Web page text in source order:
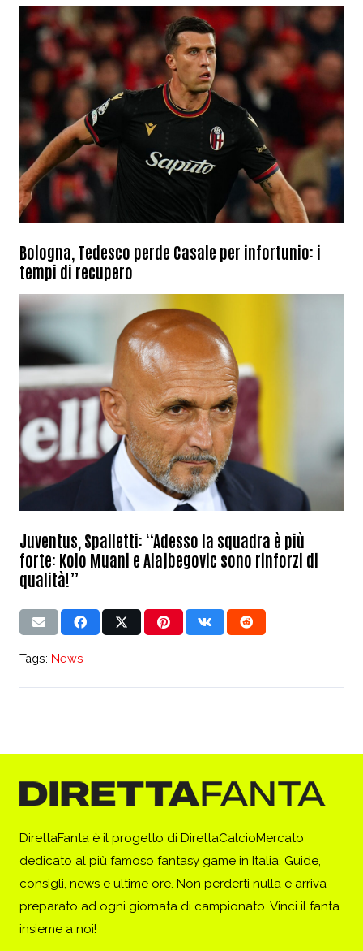
Bologna, Tedesco perde Casale per infortunio: i
tempi di recupero
Juventus, Spalletti: “Adesso la squadra è più
forte: Kolo Muani e Alajbegovic sono rinforzi di
qualità!”
Tags: News
DirettaFanta è il progetto di DirettaCalcioMercato
dedicato al più famoso fantasy game in Italia. Guide,
consigli, news e ultime ore. Non perderti nulla e arriva
preparato ad ogni giornata di campionato. Vinci il fanta
insieme a noi!